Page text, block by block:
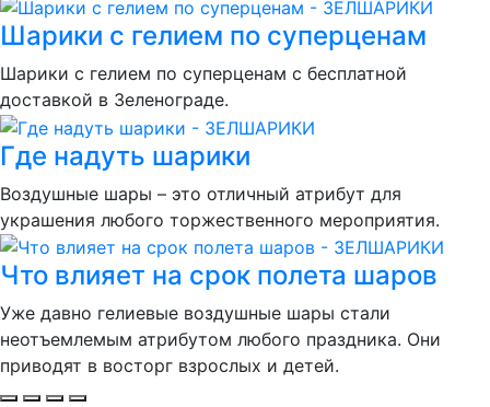
Шарики с гелием по суперценам
Шарики с гелием по суперценам с бесплатной
доставкой в Зеленограде.
Где надуть шарики
Воздушные шары – это отличный атрибут для
украшения любого торжественного мероприятия.
Что влияет на срок полета шаров
Уже давно гелиевые воздушные шары стали
неотъемлемым атрибутом любого праздника. Они
приводят в восторг взрослых и детей.